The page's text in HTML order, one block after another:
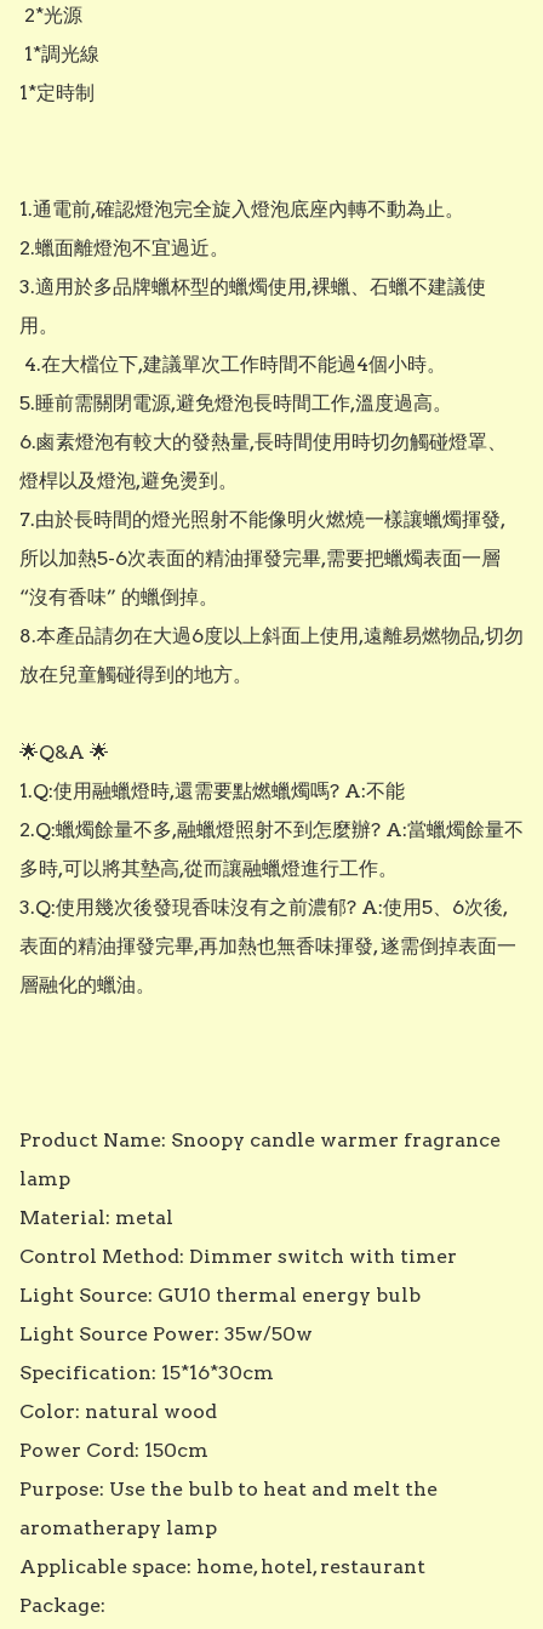
1*定時制
1.通電前,確認燈泡完全旋入燈泡底座內轉不動為止。
2.蠟面離燈泡不宜過近。
3.適用於多品牌蠟杯型的蠟燭使用,裸蠟、石蠟不建議使
用。
5.睡前需關閉電源,避免燈泡長時間工作,溫度過高。
6.鹵素燈泡有較大的發熱量,長時間使用時切勿觸碰燈罩、
燈桿以及燈泡,避免燙到。
7.由於長時間的燈光照射不能像明火燃燒一樣讓蠟燭揮發,
所以加熱5-6次表面的精油揮發完畢,需要把蠟燭表面一層
“沒有香味” 的蠟倒掉。
8.本產品請勿在大過6度以上斜面上使用,遠離易燃物品,切勿
放在兒童觸碰得到的地方。
🌟Q&A 🌟
1.Q:使用融蠟燈時,還需要點燃蠟燭嗎? A:不能
2.Q:蠟燭餘量不多,融蠟燈照射不到怎麼辦? A:當蠟燭餘量不
多時,可以將其墊高,從而讓融蠟燈進行工作。
3.Q:使用幾次後發現香味沒有之前濃郁? A:使用5、6次後,
表面的精油揮發完畢,再加熱也無香味揮發, 遂需倒掉表面一
層融化的蠟油。
Product Name: Snoopy candle warmer fragrance
lamp
Material: metal
Control Method: Dimmer switch with timer
Light Source: GU10 thermal energy bulb
Light Source Power: 35w/50w
Specification: 15*16*30cm
Color: natural wood
Power Cord: 150cm
Purpose: Use the bulb to heat and melt the
aromatherapy lamp
Applicable space: home, hotel, restaurant
Package: